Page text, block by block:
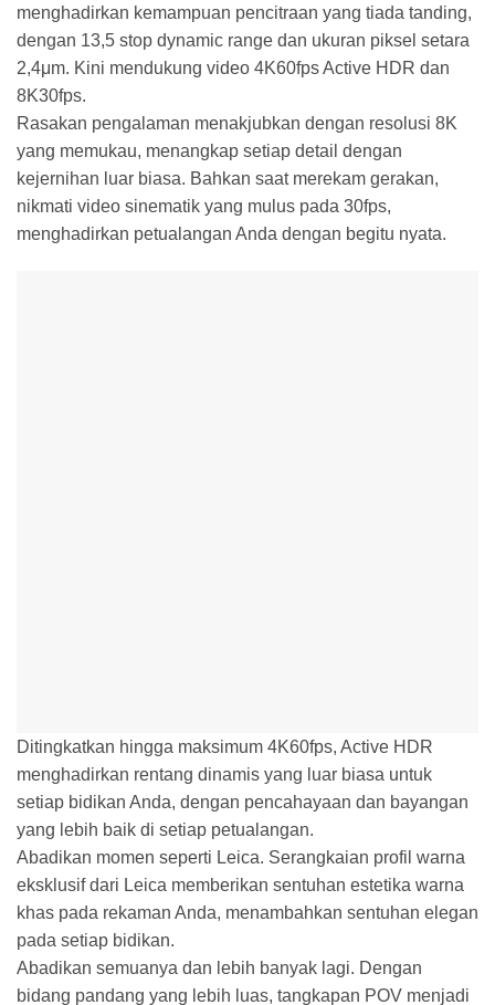
menghadirkan kemampuan pencitraan yang tiada tanding,
dengan 13,5 stop dynamic range dan ukuran piksel setara
2,4μm. Kini mendukung video 4K60fps Active HDR dan
8K30fps.
Rasakan pengalaman menakjubkan dengan resolusi 8K
yang memukau, menangkap setiap detail dengan
kejernihan luar biasa. Bahkan saat merekam gerakan,
nikmati video sinematik yang mulus pada 30fps,
menghadirkan petualangan Anda dengan begitu nyata.
Ditingkatkan hingga maksimum 4K60fps, Active HDR
menghadirkan rentang dinamis yang luar biasa untuk
setiap bidikan Anda, dengan pencahayaan dan bayangan
yang lebih baik di setiap petualangan.
Abadikan momen seperti Leica. Serangkaian profil warna
eksklusif dari Leica memberikan sentuhan estetika warna
khas pada rekaman Anda, menambahkan sentuhan elegan
pada setiap bidikan.
Abadikan semuanya dan lebih banyak lagi. Dengan
bidang pandang yang lebih luas, tangkapan POV menjadi